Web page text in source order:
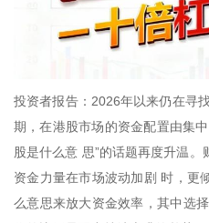
投资者报告：2026年以来仍在寻
期，在港股市场的资金配置由集
股是什么意 思”的话题再度升温
资金力量在市场波动加剧 时，更
么意思来放大资金效率，其中选